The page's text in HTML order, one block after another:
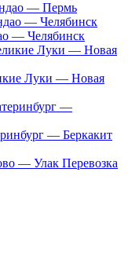
— Пермь
— Челябинск
Луки — Новая
— Беркакит
Перевозка